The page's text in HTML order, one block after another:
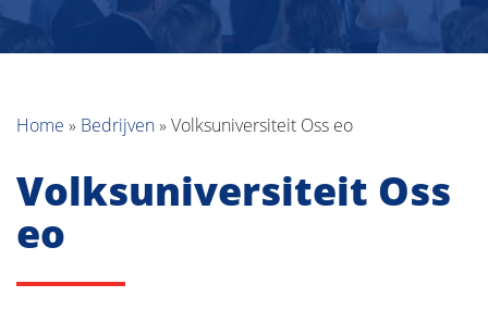
Home » Bedrijven» Volksuniversiteit Oss eo
Volksuniversiteit Oss
eo